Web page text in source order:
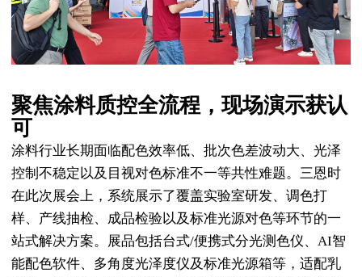
聚焦涂料质控全流程，现场演示获认
可
涂料行业长期面临配色效率低、批次色差波动大、光泽
控制不稳定以及目视对色标准不一等共性难题。三恩时
在此次展会上，系统展示了覆盖实验室研发、调色打
样、产线抽检、成品检验以及标准光源对色等环节的一
站式解决方案。展品包括台式/便携式分光测色仪、AI智
能配色软件、多角度光泽度仪及标准光源箱等，适配乳